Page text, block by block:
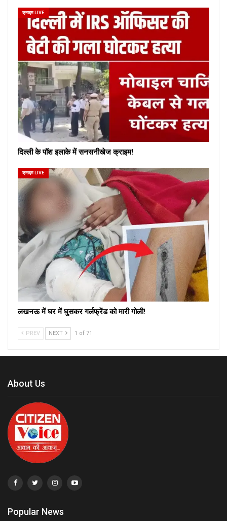
क्राइम LIVE
दिल्ली के पॉश इलाके में सनसनीखेज क्राइम!
क्राइम LIVE
लखनऊ में घर में घुसकर गर्लफ्रेंड को मारी गोली!
PREV NEXT 1 of 71
About Us
Popular News